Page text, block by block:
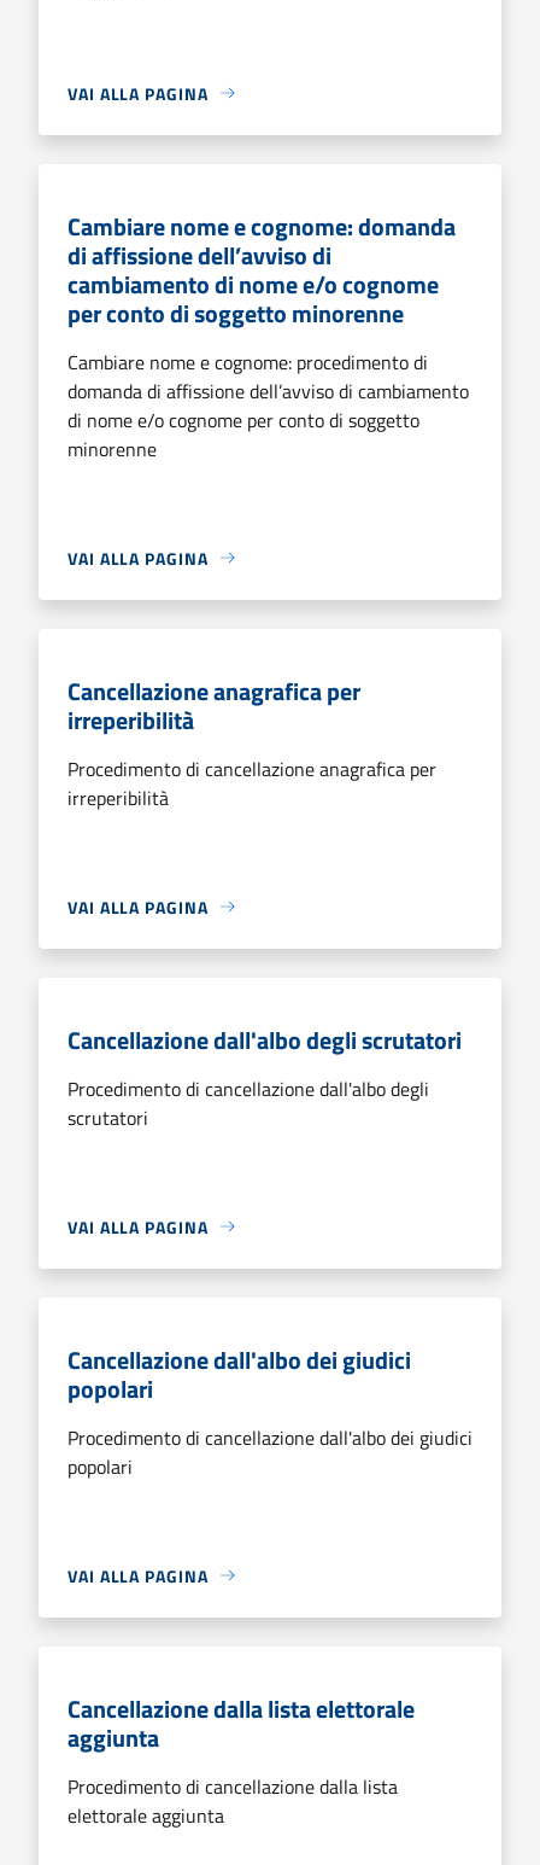
VAI ALLA PAGINA
Cambiare nome e cognome: domanda
di affissione dell’avviso di
cambiamento di nome e/o cognome
per conto di soggetto minorenne
Cambiare nome e cognome: procedimento di
domanda di affissione dell’avviso di cambiamento
di nome e/o cognome per conto di soggetto
minorenne
VAI ALLA PAGINA
Cancellazione anagrafica per
irreperibilità
Procedimento di cancellazione anagrafica per
irreperibilità
VAI ALLA PAGINA
Cancellazione dall'albo degli scrutatori
Procedimento di cancellazione dall'albo degli
scrutatori
VAI ALLA PAGINA
Cancellazione dall'albo dei giudici
popolari
Procedimento di cancellazione dall'albo dei giudici
popolari
VAI ALLA PAGINA
Cancellazione dalla lista elettorale
aggiunta
Procedimento di cancellazione dalla lista
elettorale aggiunta